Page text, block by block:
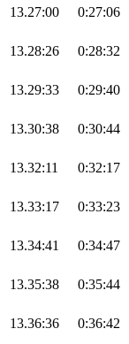
13.27:00 0:27:06
13.28:26 0:28:32
13.29:33 0:29:40
13.30:38 0:30:44
13.32:11 0:32:17
13.33:17 0:33:23
13.34:41 0:34:47
13.35:38 0:35:44
13.36:36 0:36:42